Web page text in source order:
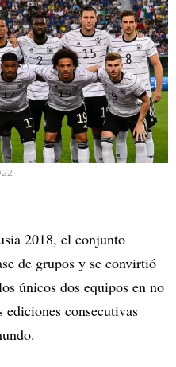
2018, el conjunto
de grupos y se convirtió
únicos dos equipos en no
ediciones consecutivas